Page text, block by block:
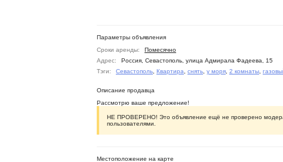
Параметры объявления
Сроки аренды:
Помесячно
Адрес:
Россия, Севастополь, улица Адмирала Фадеева, 15
Тэги:
Севастополь, Квартира, снять, у моря, 2 комнаты,
Описание продавца
Рассмотрю ваше предложение!
НЕ ПРОВЕРЕНО! Это объявление ещё не проверено
пользователями.
Местоположение на карте